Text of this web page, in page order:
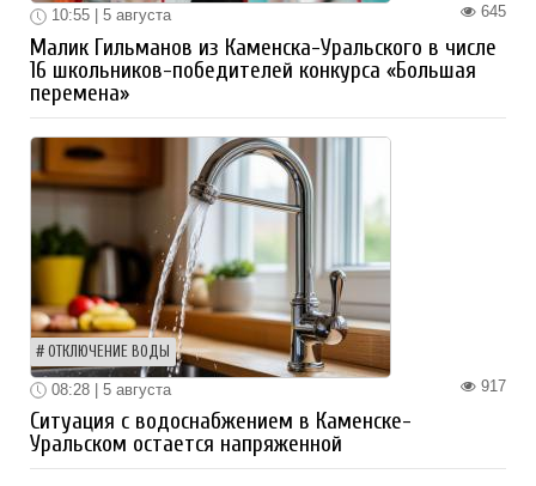
645
10:55 | 5 августа
Малик Гильманов из Каменска-Уральского в числе
16 школьников-победителей конкурса «Большая
перемена»
ОТКЛЮЧЕНИЕ ВОДЫ
917
08:28 | 5 августа
Ситуация с водоснабжением в Каменске-
Уральском остается напряженной